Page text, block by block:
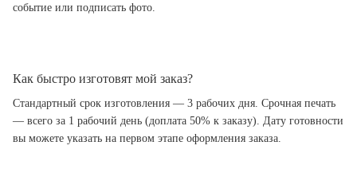
событие или подписать фото.
Как быстро изготовят мой заказ?
Стандартный срок изготовления — 3 рабочих дня. Срочная печать
— всего за 1 рабочий день (доплата 50% к заказу). Дату готовности
вы можете указать на первом этапе оформления заказа.